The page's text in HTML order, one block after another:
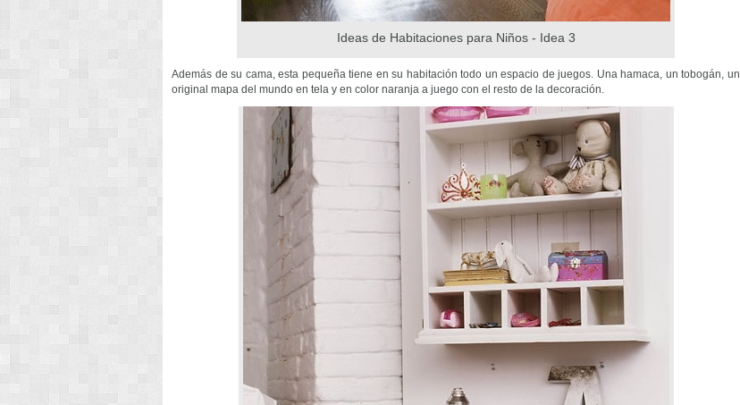
Ideas de Habitaciones para Niños - Idea 3
Además de su cama, esta pequeña tiene en su habitación todo un espacio de juegos. Una hamaca, un tobogán, un
original mapa del mundo en tela y en color naranja a juego con el resto de la decoración.